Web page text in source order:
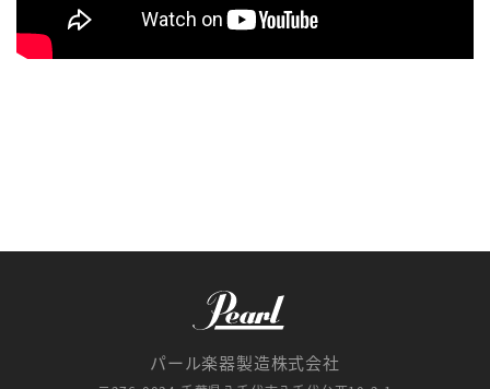
パール楽器製造株式会社